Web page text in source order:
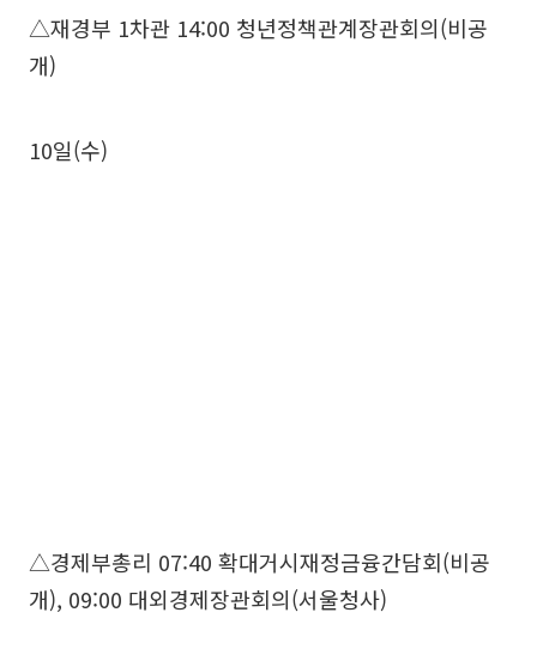
△재경부 1차관 14:00 청년정책관계장관회의(비공
개)
10일(수)
△경제부총리 07:40 확대거시재정금융간담회(비공
개), 09:00 대외경제장관회의(서울청사)